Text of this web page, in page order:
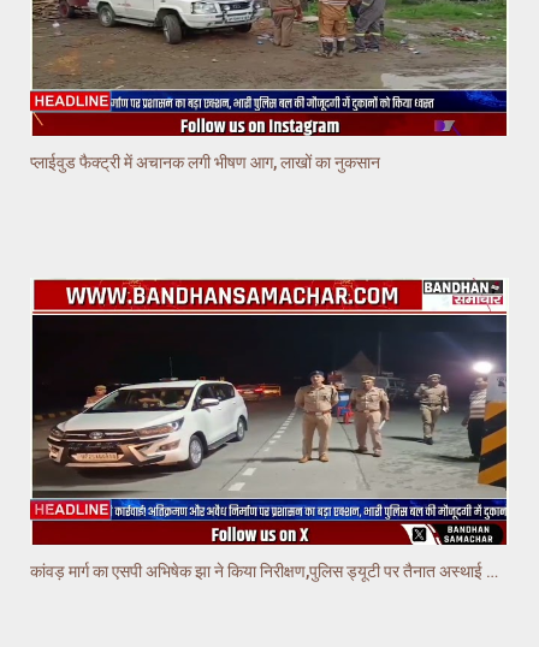
प्लाईवुड फैक्ट्री में अचानक लगी भीषण आग, लाखों का नुकसान
कांवड़ मार्ग का एसपी अभिषेक झा ने किया निरीक्षण,पुलिस ड्यूटी पर तैनात अस्थाई चौकियो का किया निरीक्षण